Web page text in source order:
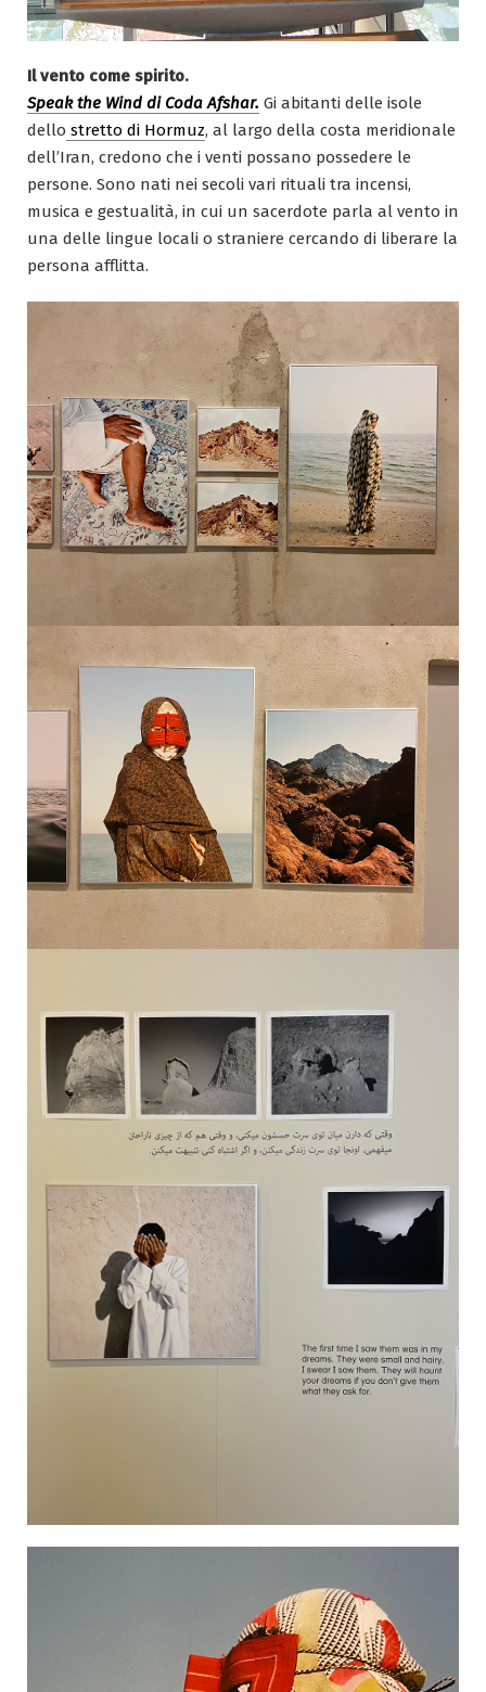
Il vento come spirito.
Speak the Wind di Coda Afshar. Gi abitanti delle isole
dello stretto di Hormuz, al largo della costa meridionale
dell’Iran, credono che i venti possano possedere le
persone. Sono nati nei secoli vari rituali tra incensi,
musica e gestualità, in cui un sacerdote parla al vento in
una delle lingue locali o straniere cercando di liberare la
persona afflitta.